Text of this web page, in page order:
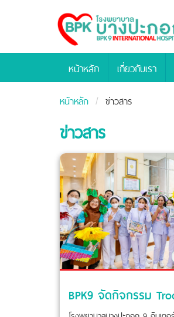
Bangpakok
Hospital
หน้าหลัก เกี่ยวกับเรา
หน้าหลัก ข่าวสาร
ข่าวสาร